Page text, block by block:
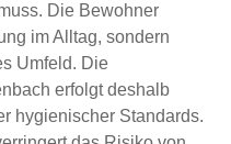
Die Bewohner
im Alltag, sondern
Umfeld. Die
erfolgt deshalb
hygienischer Standards.